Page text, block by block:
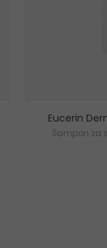
Eucerin
Šampon za